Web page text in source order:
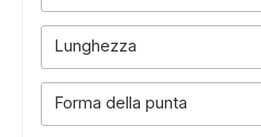
Lunghezza
Forma della punta